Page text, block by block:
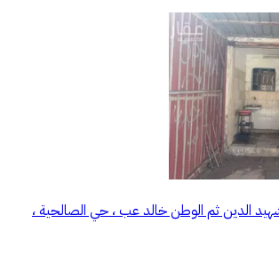
الدين ثم الوطن خالد عب ، حي الصالحية ،